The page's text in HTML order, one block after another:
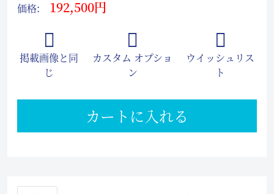
価格: 192,500円
掲載画像と同
じ
カスタム オプショ
ン
ウイッシュリス
ト
カートに入れる